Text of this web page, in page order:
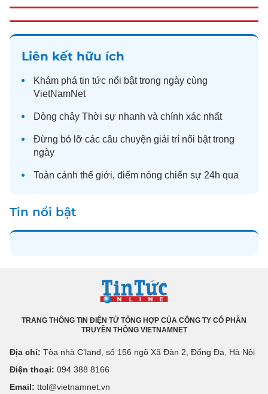
Liên kết hữu ích
Khám phá tin tức nổi bật trong ngày cùng
VietNamNet
Dòng chảy Thời sự nhanh và chính xác nhất
Đừng bỏ lỡ các câu chuyện giải trí nổi bật trong
ngày
Toàn cảnh thế giới, điểm nóng chiến sự 24h qua
Tin nổi bật
TRANG THÔNG TIN ĐIỆN TỬ TỔNG HỢP CỦA CÔNG TY CỔ PHẦN
TRUYỀN THÔNG VIETNAMNET
Địa chỉ: Tòa nhà C’land, số 156 ngõ Xã Đàn 2, Đống Đa, Hà Nội
Điện thoại: 094 388 8166
Email: ttol@vietnamnet.vn